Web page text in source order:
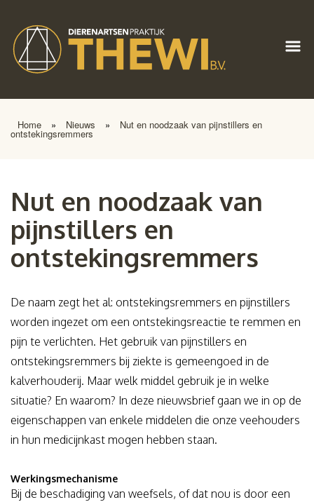
Home » Nieuws » Nut en noodzaak van pijnstillers en
ontstekingsremmers
Nut en noodzaak van
pijnstillers en
ontstekingsremmers
De naam zegt het al: ontstekingsremmers en pijnstillers
worden ingezet om een ontstekingsreactie te remmen en
pijn te verlichten. Het gebruik van pijnstillers en
ontstekingsremmers bij ziekte is gemeengoed in de
kalverhouderij. Maar welk middel gebruik je in welke
situatie? En waarom? In deze nieuwsbrief gaan we in op de
eigenschappen van enkele middelen die onze veehouders
in hun medicijnkast mogen hebben staan.
Werkingsmechanisme
Bij de beschadiging van weefsels, of dat nou is door een